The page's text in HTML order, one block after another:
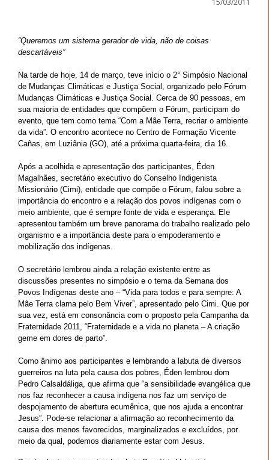
“Queremos um sistema gerador de vida, não de coisas
descartáveis”
Na tarde de hoje, 14 de março, teve início o 2° Simpósio Nacional
de Mudanças Climáticas e Justiça Social, organizado pelo Fórum
Mudanças Climáticas e Justiça Social. Cerca de 90 pessoas, em
sua maioria de entidades que compõem o Fórum, participam do
evento, que tem como tema “Com a Mãe Terra, recriar o ambiente
da vida”. O encontro acontece no Centro de Formação Vicente
Cañas, em Luziânia (GO), até a próxima quarta-feira, dia 16.
Após a acolhida e apresentação dos participantes, Éden
Magalhães, secretário executivo do Conselho Indigenista
Missionário (Cimi), entidade que compõe o Fórum, falou sobre a
importância do encontro e a relação dos povos indígenas com o
meio ambiente, que é sempre fonte de vida e esperança. Ele
apresentou também um breve panorama do trabalho realizado pelo
organismo e a importância deste para o empoderamento e
mobilização dos indígenas.
O secretário lembrou ainda a relação existente entre as
discussões presentes no simpósio e o tema da Semana dos
Povos Indígenas deste ano – “Vida para todos e para sempre: A
Mãe Terra clama pelo Bem Viver”, apresentado pelo Cimi. Que por
sua vez, está em consonância com o proposto pela Campanha da
Fraternidade 2011, “Fraternidade e a vida no planeta – A criação
geme em dores de parto”.
Como ânimo aos participantes e lembrando a labuta de diversos
guerreiros na luta pela causa dos pobres, Éden lembrou dom
Pedro Calsaldáliga, que afirma que “a sensibilidade evangélica que
nos faz reconhecer a causa indígena nos faz um serviço de
despojamento de abertura ecumênica, que nos ajuda a encontrar
Jesus”. Pode-se relacionar a afirmação ao reconhecimento da
causa dos menos favorecidos, marginalizados e excluídos, por
meio da qual, podemos diariamente estar com Jesus.